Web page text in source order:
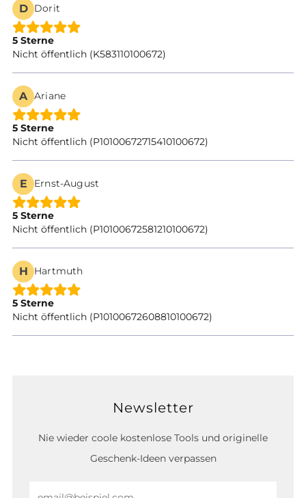
D Dorit
5 Sterne
Nicht öffentlich (K583110100672)
A Ariane
5 Sterne
Nicht öffentlich (P10100672715410100672)
E Ernst-August
5 Sterne
Nicht öffentlich (P10100672581210100672)
H Hartmuth
5 Sterne
Nicht öffentlich (P10100672608810100672)
Newsletter
Nie wieder coole kostenlose Tools und originelle
Geschenk-Ideen verpassen